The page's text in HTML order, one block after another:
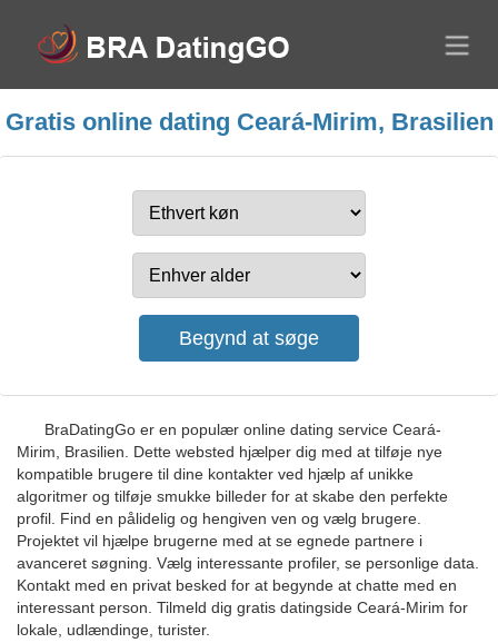
Gratis online dating Ceará-Mirim, Brasilien
BraDatingGo er en populær online dating service Ceará-
Mirim, Brasilien. Dette websted hjælper dig med at tilføje nye
kompatible brugere til dine kontakter ved hjælp af unikke
algoritmer og tilføje smukke billeder for at skabe den perfekte
profil. Find en pålidelig og hengiven ven og vælg brugere.
Projektet vil hjælpe brugerne med at se egnede partnere i
avanceret søgning. Vælg interessante profiler, se personlige data.
Kontakt med en privat besked for at begynde at chatte med en
interessant person. Tilmeld dig gratis datingside Ceará-Mirim for
lokale, udlændinge, turister.